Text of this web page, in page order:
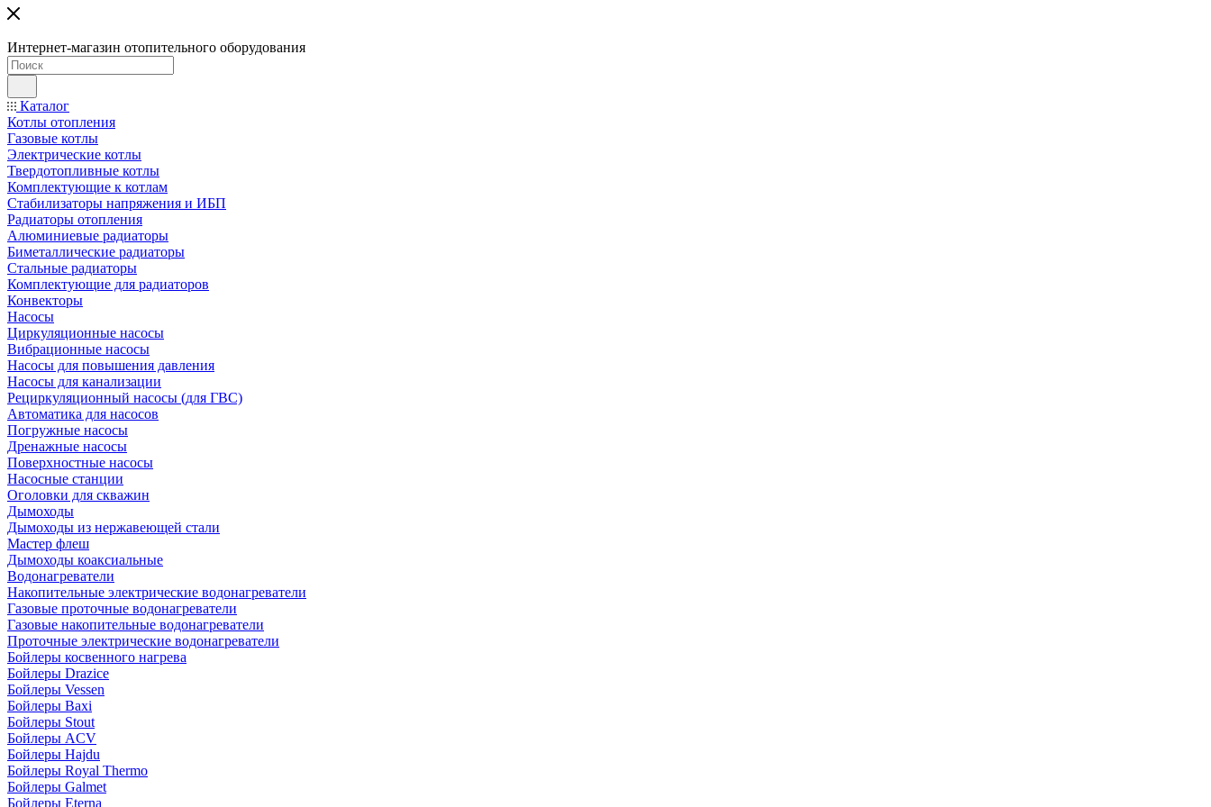
Интернет-магазин отопительного оборудования
Каталог
Котлы отопления
Газовые котлы
Электрические котлы
Твердотопливные котлы
Комплектующие к котлам
Стабилизаторы напряжения и ИБП
Радиаторы отопления
Алюминиевые радиаторы
Биметаллические радиаторы
Стальные радиаторы
Комплектующие для радиаторов
Конвекторы
Насосы
Циркуляционные насосы
Вибрационные насосы
Насосы для повышения давления
Насосы для канализации
Рециркуляционный насосы (для ГВС)
Автоматика для насосов
Погружные насосы
Дренажные насосы
Поверхностные насосы
Насосные станции
Оголовки для скважин
Дымоходы
Дымоходы из нержавеющей стали
Мастер флеш
Дымоходы коаксиальные
Водонагреватели
Накопительные электрические водонагреватели
Газовые проточные водонагреватели
Газовые накопительные водонагреватели
Проточные электрические водонагреватели
Бойлеры косвенного нагрева
Бойлеры Drazice
Бойлеры Vessen
Бойлеры Baxi
Бойлеры Stout
Бойлеры ACV
Бойлеры Hajdu
Бойлеры Royal Thermo
Бойлеры Galmet
Бойлеры Eterna